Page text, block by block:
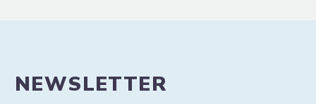
NEWSLETTER